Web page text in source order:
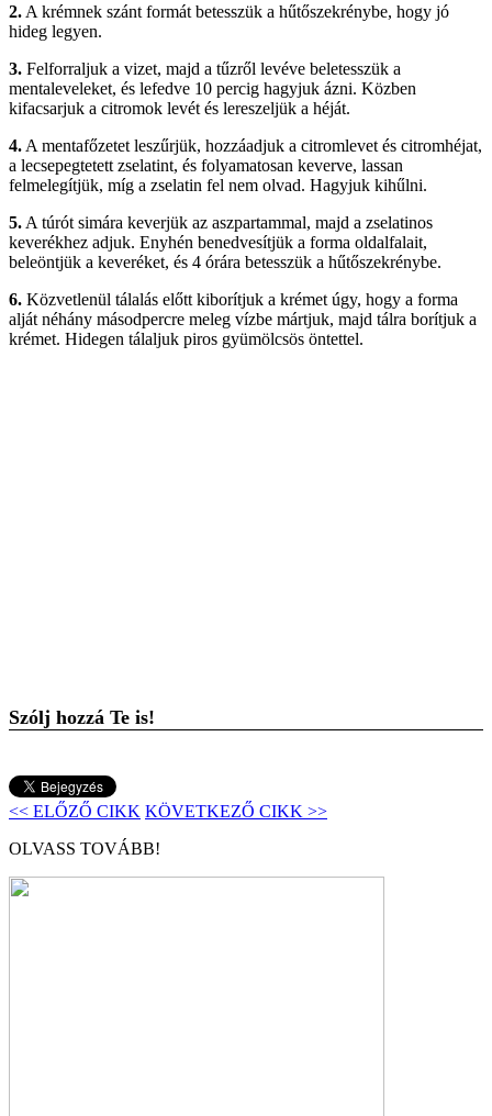
2. A krémnek szánt formát betesszük a hűtőszekrénybe, hogy jó
hideg legyen.
3. Felforraljuk a vizet, majd a tűzről levéve beletesszük a
mentaleveleket, és lefedve 10 percig hagyjuk ázni. Közben
kifacsarjuk a citromok levét és lereszeljük a héját.
4. A mentafőzetet leszűrjük, hozzáadjuk a citromlevet és citromhéjat,
a lecsepegtetett zselatint, és folyamatosan keverve, lassan
felmelegítjük, míg a zselatin fel nem olvad. Hagyjuk kihűlni.
5. A túrót simára keverjük az aszpartammal, majd a zselatinos
keverékhez adjuk. Enyhén benedvesítjük a forma oldalfalait,
beleöntjük a keveréket, és 4 órára betesszük a hűtőszekrénybe.
6. Közvetlenül tálalás előtt kiborítjuk a krémet úgy, hogy a forma
alját néhány másodpercre meleg vízbe mártjuk, majd tálra borítjuk a
krémet. Hidegen tálaljuk piros gyümölcsös öntettel.
Szólj hozzá Te is!
<< ELŐZŐ CIKK KÖVETKEZŐ CIKK >>
OLVASS TOVÁBB!